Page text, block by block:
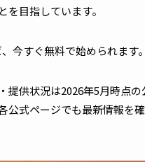
を目指しています。
今すぐ無料で始められます
供状況は2026年5月時点
公式ページでも最新情報を確